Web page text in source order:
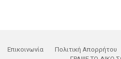
Επικοινωνία Πολιτική Απορρήτου